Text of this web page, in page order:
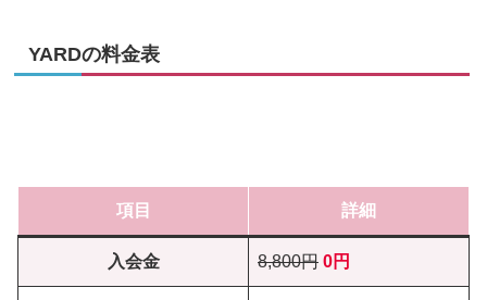
YARDの料金表
項目 詳細
入会金 8,800円 0円